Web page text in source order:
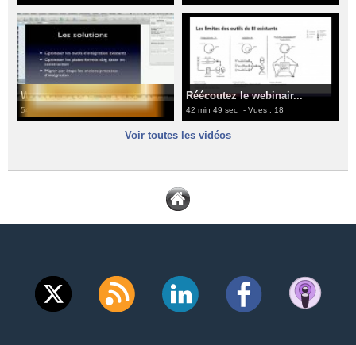
Webinaire Decideo...
54 min 10 sec - Vues : 19
Réécoutez le webinair...
42 min 49 sec - Vues : 18
Voir toutes les vidéos